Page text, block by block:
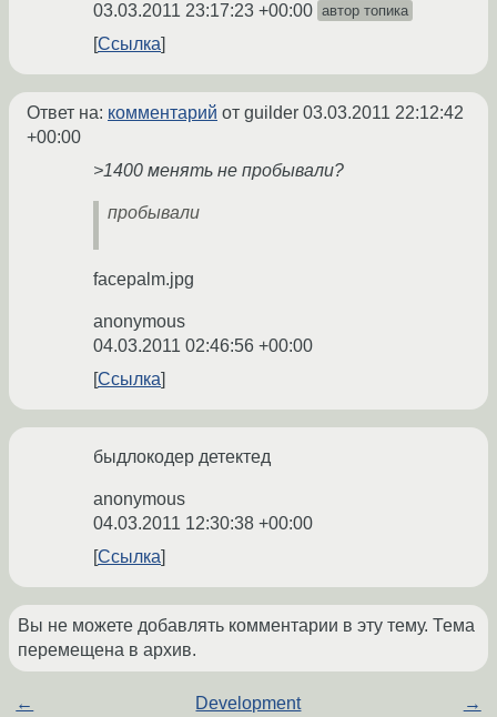
03.03.2011 23:17:23 +00:00 автор топика
Ссылка
Ответ на: комментарий от guilder 03.03.2011 22:12:42
+00:00
>1400 менять не пробывали?
пробывали
facepalm.jpg
anonymous
04.03.2011 02:46:56 +00:00
Ссылка
быдлокодер детектед
anonymous
04.03.2011 12:30:38 +00:00
Ссылка
Вы не можете добавлять комментарии в эту тему. Тема
перемещена в архив.
← Development →